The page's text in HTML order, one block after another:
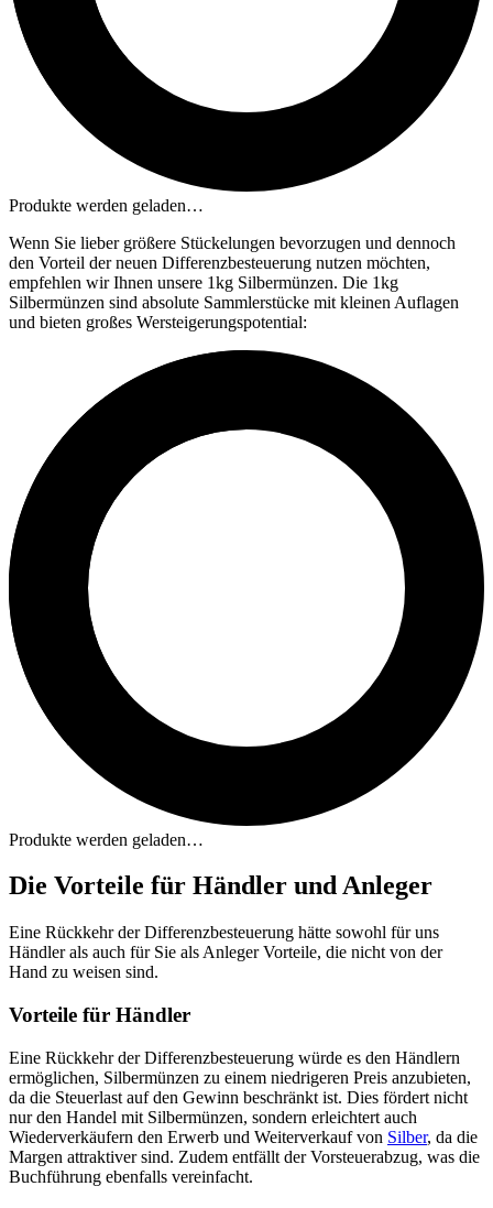
Produkte werden geladen…
Wenn Sie lieber größere Stückelungen bevorzugen und dennoch
den Vorteil der neuen Differenzbesteuerung nutzen möchten,
empfehlen wir Ihnen unsere 1kg Silbermünzen. Die 1kg
Silbermünzen sind absolute Sammlerstücke mit kleinen Auflagen
und bieten großes Wersteigerungspotential:
Produkte werden geladen…
Die Vorteile für Händler und Anleger
Eine Rückkehr der Differenzbesteuerung hätte sowohl für uns
Händler als auch für Sie als Anleger Vorteile, die nicht von der
Hand zu weisen sind.
Vorteile für Händler
Eine Rückkehr der Differenzbesteuerung würde es den Händlern
ermöglichen, Silbermünzen zu einem niedrigeren Preis anzubieten,
da die Steuerlast auf den Gewinn beschränkt ist. Dies fördert nicht
nur den Handel mit Silbermünzen, sondern erleichtert auch
Wiederverkäufern den Erwerb und Weiterverkauf von Silber, da die
Margen attraktiver sind. Zudem entfällt der Vorsteuerabzug, was die
Buchführung ebenfalls vereinfacht.